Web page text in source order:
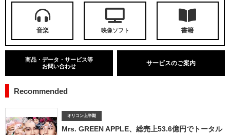
音楽 映像ソフト 書籍
商品・データ・サービス等
お問い合わせ
サービスのご案内
Recommended
オリコン上半期
Mrs. GREEN APPLE、総売上53.6億円でトータル